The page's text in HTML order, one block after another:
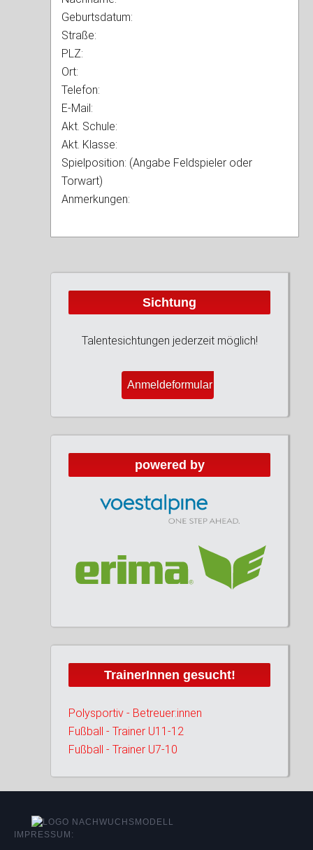
Geburtsdatum:
Straße:
PLZ:
Ort:
Telefon:
E-Mail:
Akt. Schule:
Akt. Klasse:
Spielposition: (Angabe Feldspieler oder
Torwart)
Anmerkungen:
Sichtung
Talentesichtungen jederzeit möglich!
Anmeldeformular
powered by
TrainerInnen gesucht!
Polysportiv - Betreuer:innen
Fußball - Trainer U11-12
Fußball - Trainer U7-10
IMPRESSUM: